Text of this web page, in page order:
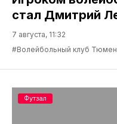
стал Дмитрий
7 августа, 11:32
#Волейбольный клуб
Футзал